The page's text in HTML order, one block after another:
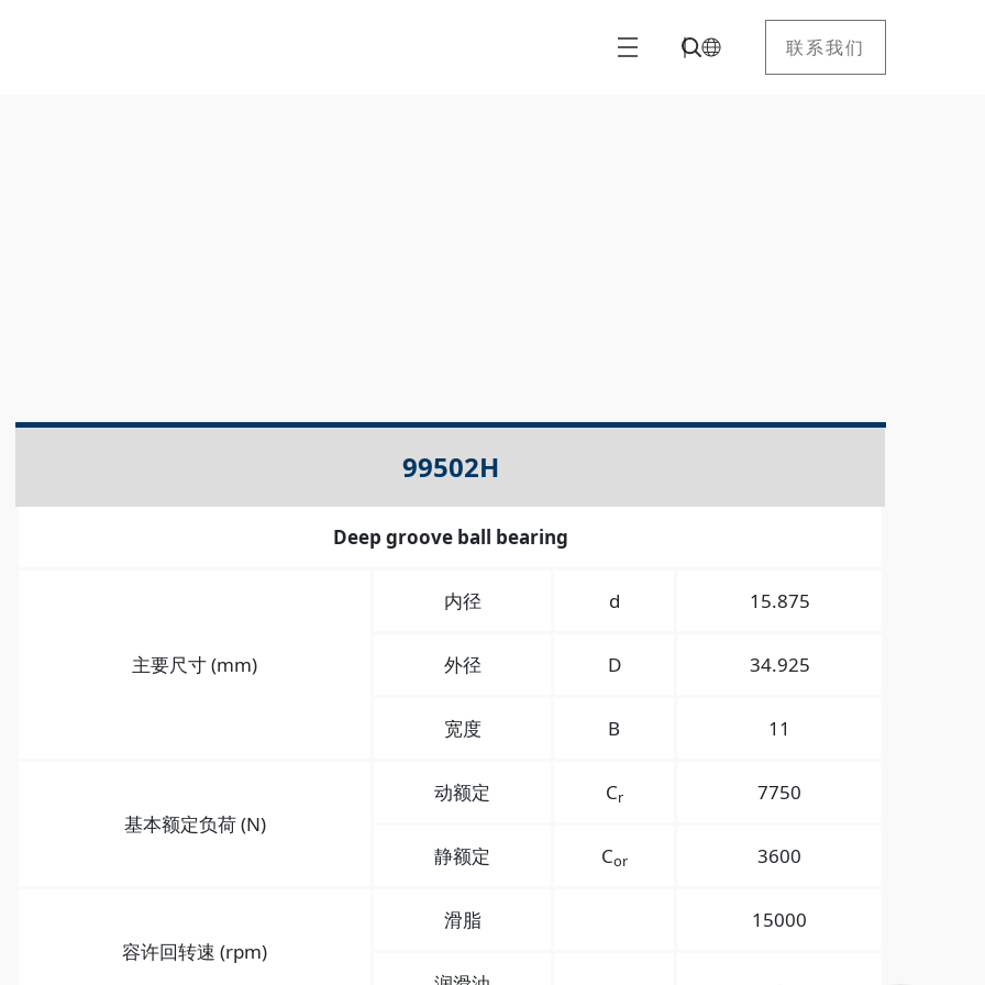
联系我们
99502H
Deep groove ball bearing
主要尺寸 (mm)
内径 d 15.875
外径 D 34.925
宽度 B 11
基本额定负荷 (N)
动额定 Cr 7750
静额定 Cor 3600
容许回转速 (rpm)
滑脂 15000